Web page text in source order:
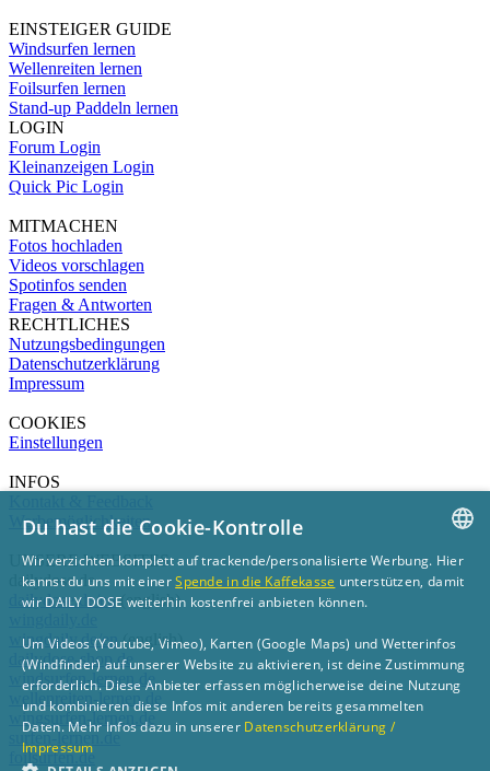
EINSTEIGER GUIDE
Windsurfen lernen
Wellenreiten lernen
Foilsurfen lernen
Stand-up Paddeln lernen
LOGIN
Forum Login
Kleinanzeigen Login
Quick Pic Login
MITMACHEN
Fotos hochladen
Videos vorschlagen
Spotinfos senden
Fragen & Antworten
RECHTLICHES
Nutzungsbedingungen
Datenschutzerklärung
Impressum
COOKIES
Einstellungen
INFOS
Werbemöglichkeiten
UNSERE WEBSITES
dailydose.de
dailydose.de/en(english)
wingdaily.de/en(english)
dailydose-shop.de
windsurfen-lernen.de
wellenreiten-lernen.de
wingsurfen-lernen.de
surfen-lernen.de
foilsurfen.de
GERMAN
Du hast die Cookie-Kontrolle
Wir verzichten komplett auf trackende/personalisierte Werbung. Hier
kannst du uns mit einerSpende in die Kaffekasse unterstützen, damit
wir DAILY DOSE weiterhin kostenfrei anbieten können.
Um Videos (Youtube, Vimeo), Karten (Google Maps) und Wetterinfos
(Windfinder) auf unserer Website zu aktivieren, ist deine Zustimmung
erforderlich. Diese Anbieter erfassen möglicherweise deine Nutzung
und kombinieren diese Infos mit anderen bereits gesammelten
Daten. Mehr Infos dazu in unserer Datenschutzerklärung /
Impressum